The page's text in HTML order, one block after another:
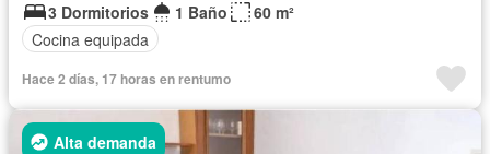
3 Dormitorios
1 Baño
60 m²
Cocina equipada
Hace 2 días, 17 horas en rentumo
Alta demanda